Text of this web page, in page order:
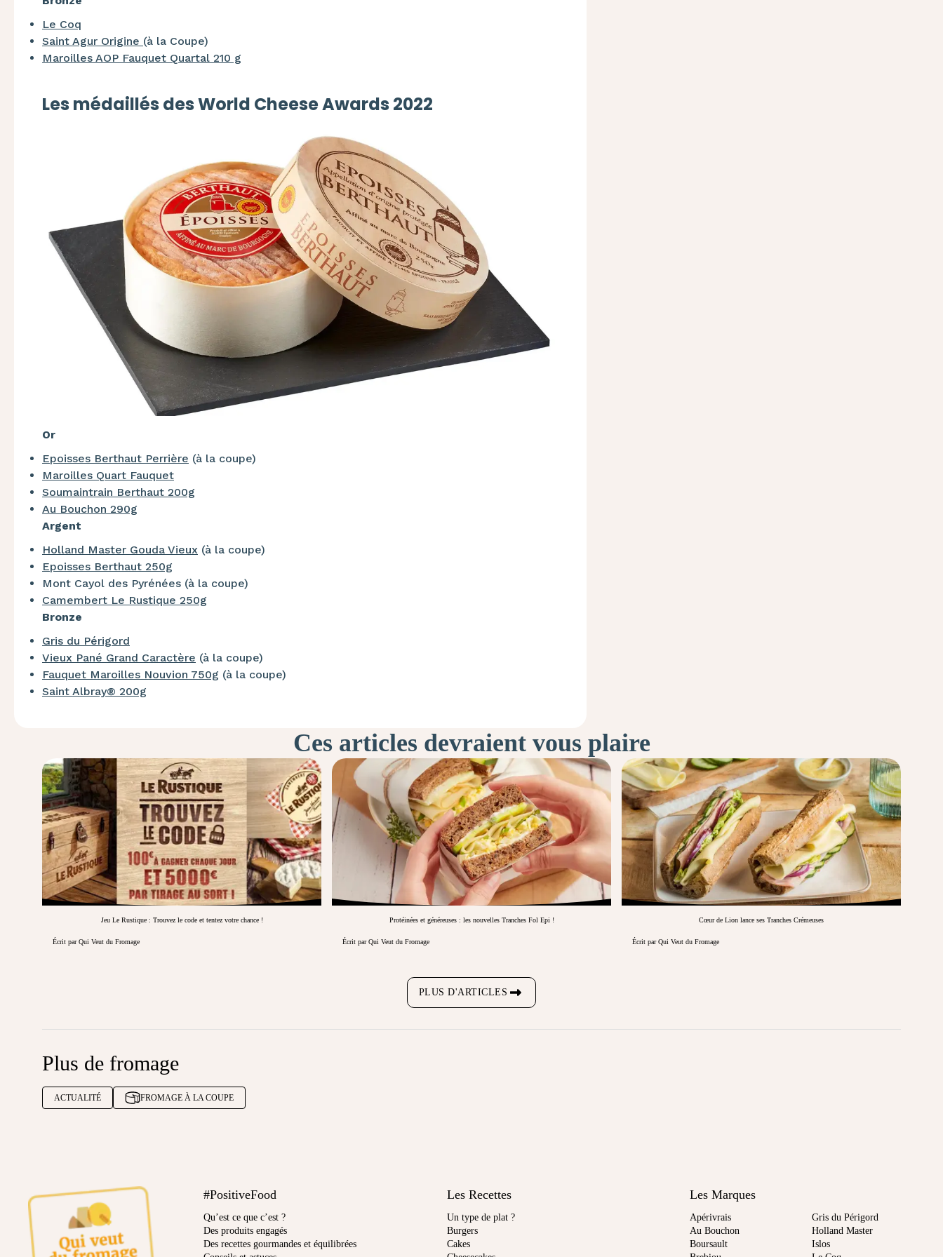
Le Coq
Saint Agur Origine (à la Coupe)
Maroilles AOP Fauquet Quartal 210 g
Les médaillés des World Cheese Awards 2022
Or
Epoisses Berthaut Perrière (à la coupe)
Maroilles Quart Fauquet
Soumaintrain Berthaut 200g
Au Bouchon 290g
Argent
Holland Master Gouda Vieux (à la coupe)
Epoisses Berthaut 250g
Mont Cayol des Pyrénées (à la coupe)
Camembert Le Rustique 250g
Bronze
Gris du Périgord
Vieux Pané Grand Caractère (à la coupe)
Fauquet Maroilles Nouvion 750g (à la coupe)
Saint Albray® 200g
Ces articles devraient vous plaire
Jeu Le Rustique : Trouvez le code et tentez votre chance !
Écrit par Qui Veut du Fromage
Protéinées et généreuses : les nouvelles Tranches Fol Epi !
Écrit par Qui Veut du Fromage
Cœur de Lion lance ses Tranches Crémeuses
Écrit par Qui Veut du Fromage
PLUS D'ARTICLES
Plus de fromage
ACTUALITÉ FROMAGE À LA COUPE
#PositiveFood
Qu’est ce que c’est ?
Des produits engagés
Des recettes gourmandes et équilibrées
Les Recettes
Un type de plat ?
Burgers
Cakes
Les Marques
Apérivrais
Au Bouchon
Boursault
Gris du Périgord
Holland Master
Islos